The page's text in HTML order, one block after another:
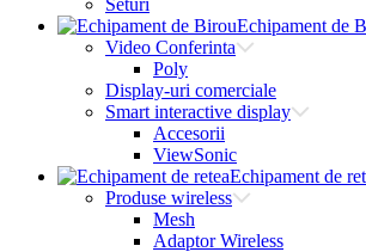
Seturi
Echipament de
Video Conferinta
Poly
Display-uri comerciale
Smart interactive display
Accesorii
ViewSonic
Echipament de
Produse wireless
Mesh
Adaptor Wireless